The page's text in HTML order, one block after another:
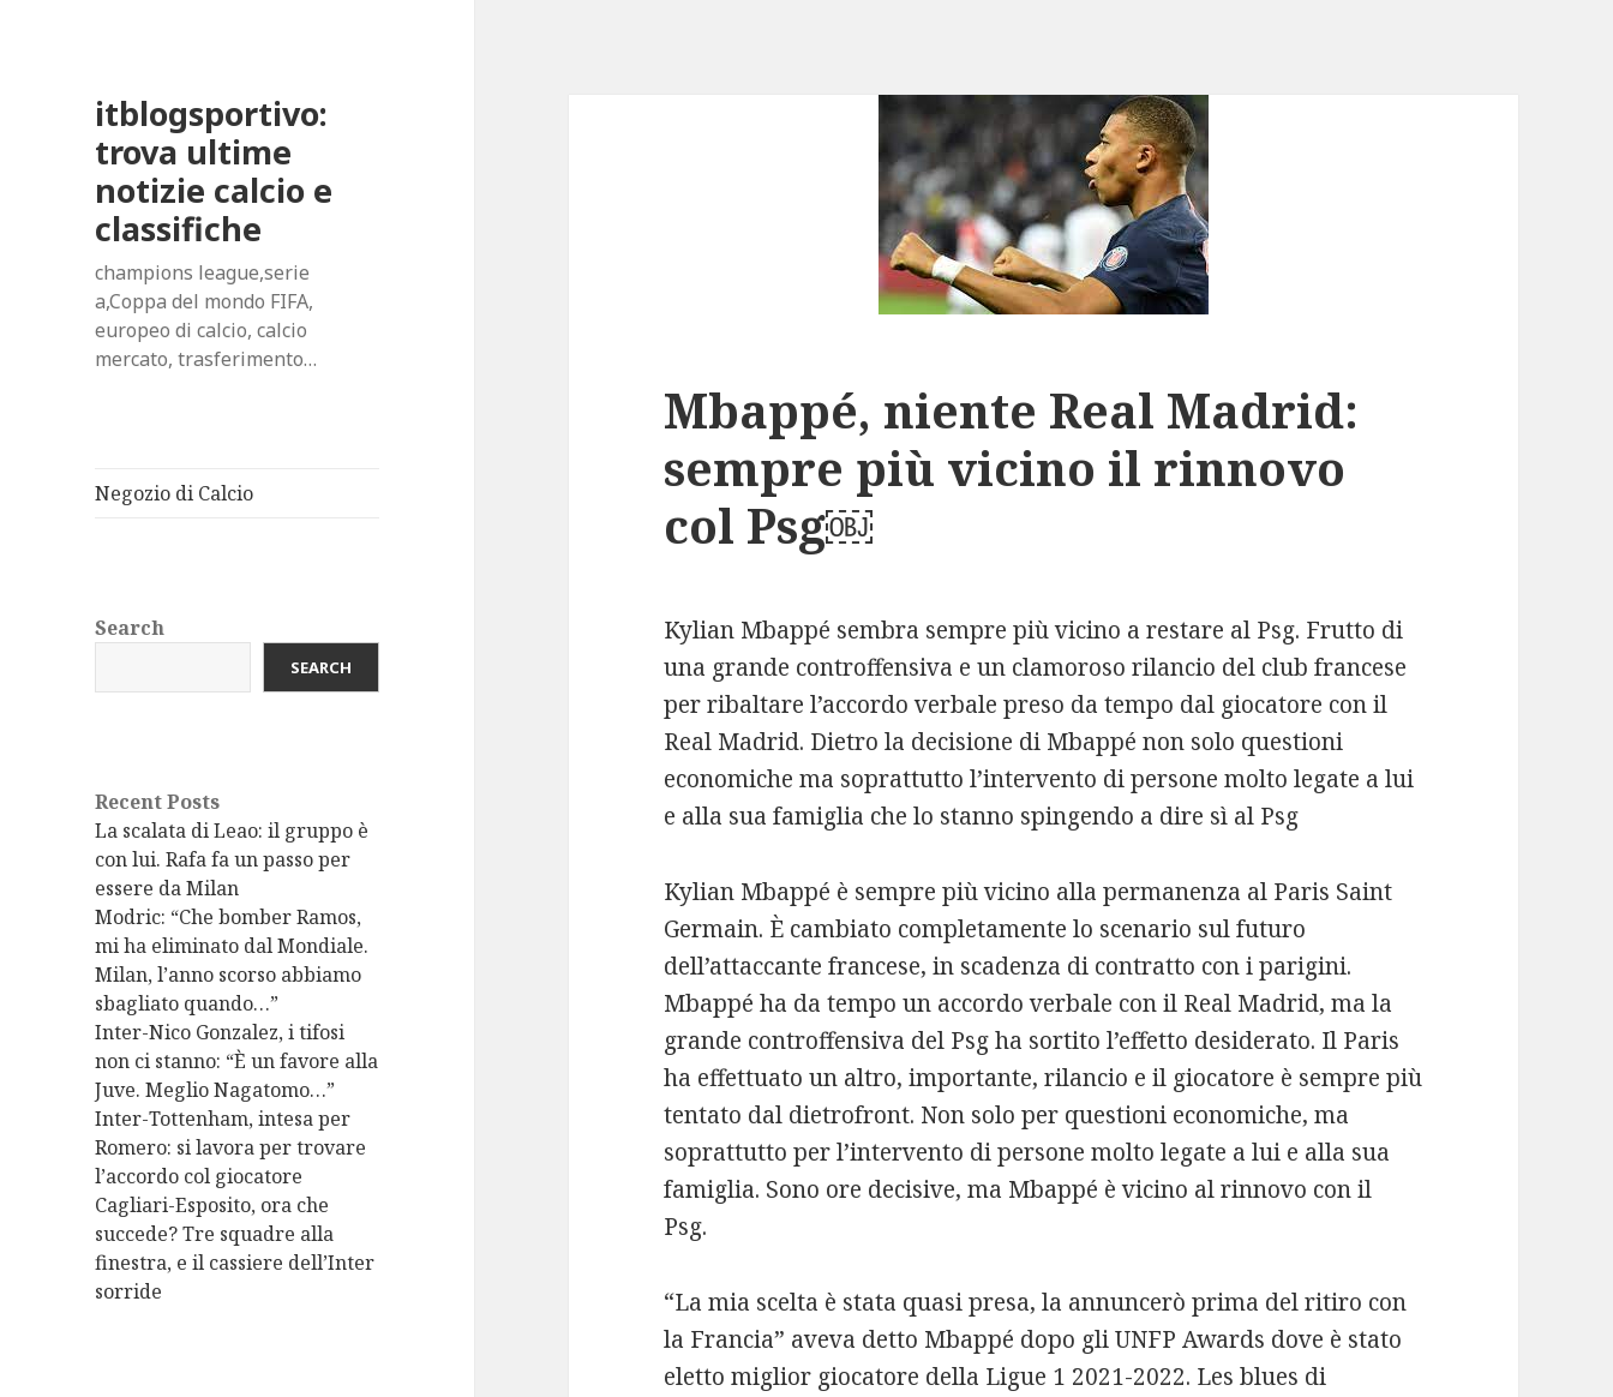
itblogsportivo:
trova ultime
notizie calcio e
classifiche
champions league,serie
a,Coppa del mondo FIFA,
europeo di calcio, calcio
mercato, trasferimento…
Negozio di Calcio
Search
SEARCH
Recent Posts
La scalata di Leao: il gruppo è
con lui. Rafa fa un passo per
essere da Milan
Modric: “Che bomber Ramos,
mi ha eliminato dal Mondiale.
Milan, l’anno scorso abbiamo
sbagliato quando…”
Inter-Nico Gonzalez, i tifosi
non ci stanno: “È un favore alla
Juve. Meglio Nagatomo…”
Inter-Tottenham, intesa per
Romero: si lavora per trovare
l’accordo col giocatore
Cagliari-Esposito, ora che
succede? Tre squadre alla
finestra, e il cassiere dell’Inter
sorride
Mbappé, niente Real Madrid:
sempre più vicino il rinnovo
col Psg￼
Kylian Mbappé sembra sempre più vicino a restare al Psg. Frutto di
una grande controffensiva e un clamoroso rilancio del club francese
per ribaltare l’accordo verbale preso da tempo dal giocatore con il
Real Madrid. Dietro la decisione di Mbappé non solo questioni
economiche ma soprattutto l’intervento di persone molto legate a lui
e alla sua famiglia che lo stanno spingendo a dire sì al Psg
Kylian Mbappé è sempre più vicino alla permanenza al Paris Saint
Germain. È cambiato completamente lo scenario sul futuro
dell’attaccante francese, in scadenza di contratto con i parigini.
Mbappé ha da tempo un accordo verbale con il Real Madrid, ma la
grande controffensiva del Psg ha sortito l’effetto desiderato. Il Paris
ha effettuato un altro, importante, rilancio e il giocatore è sempre più
tentato dal dietrofront. Non solo per questioni economiche, ma
soprattutto per l’intervento di persone molto legate a lui e alla sua
famiglia. Sono ore decisive, ma Mbappé è vicino al rinnovo con il
Psg.
“La mia scelta è stata quasi presa, la annuncerò prima del ritiro con
la Francia” aveva detto Mbappé dopo gli UNFP Awards dove è stato
eletto miglior giocatore della Ligue 1 2021-2022. Les blues di